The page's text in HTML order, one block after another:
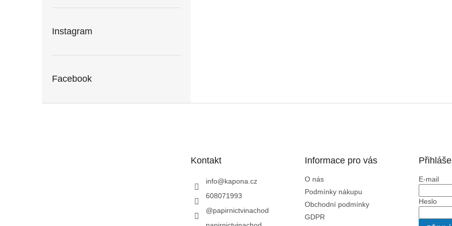
Instagram
Facebook
Kontakt
info@kapona.cz
608071993
@papirnictvinachod
Informace pro vás
O nás
Podmínky nákupu
Obchodní podmínky
GDPR
E-mail
Heslo